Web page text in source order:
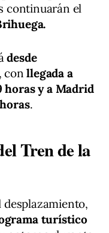
continuarán el
desde
conllegada a
horas y a Madrid
.
Tren de la
turístico